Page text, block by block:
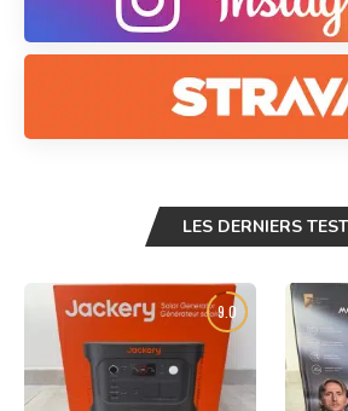
LES DERNIERS
9.0